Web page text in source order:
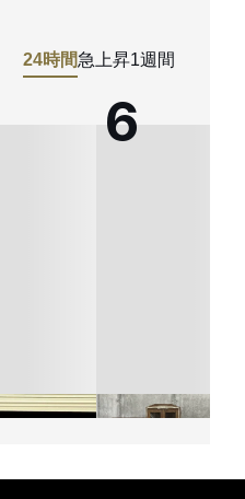
24時間急上昇1週間